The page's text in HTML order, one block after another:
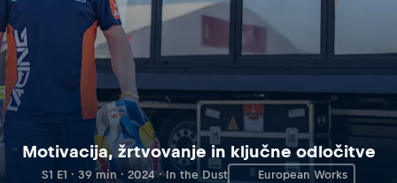
Motivacija, žrtvovanje in ključne odločitve
S1 E1 · 39 min · 2024 · In the Dust European Works